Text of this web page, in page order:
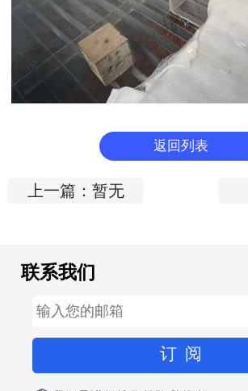
返回列表
上一篇：暂无
联系我们